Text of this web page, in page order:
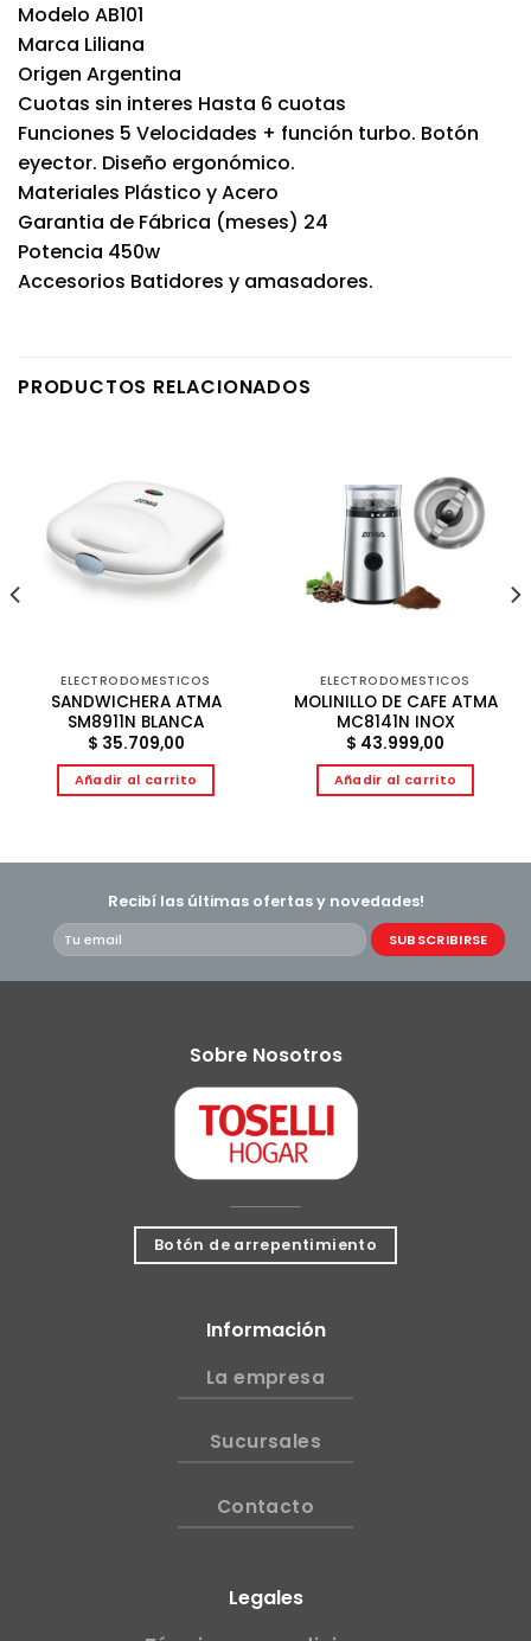
Modelo AB101
Marca Liliana
Origen Argentina
Cuotas sin interes Hasta 6 cuotas
Funciones 5 Velocidades + función turbo. Botón
eyector. Diseño ergonómico.
Materiales Plástico y Acero
Garantia de Fábrica (meses) 24
Potencia 450w
Accesorios Batidores y amasadores.
PRODUCTOS RELACIONADOS
ELECTRODOMESTICOS
SANDWICHERA ATMA
SM8911N BLANCA
$ 35.709,00
Añadir al carrito
ELECTRODOMESTICOS
MOLINILLO DE CAFE ATMA
MC8141N INOX
$ 43.999,00
Añadir al carrito
Recibí las últimas ofertas y novedades!
Sobre Nosotros
Botón de arrepentimiento
Información
La empresa
Sucursales
Contacto
Legales